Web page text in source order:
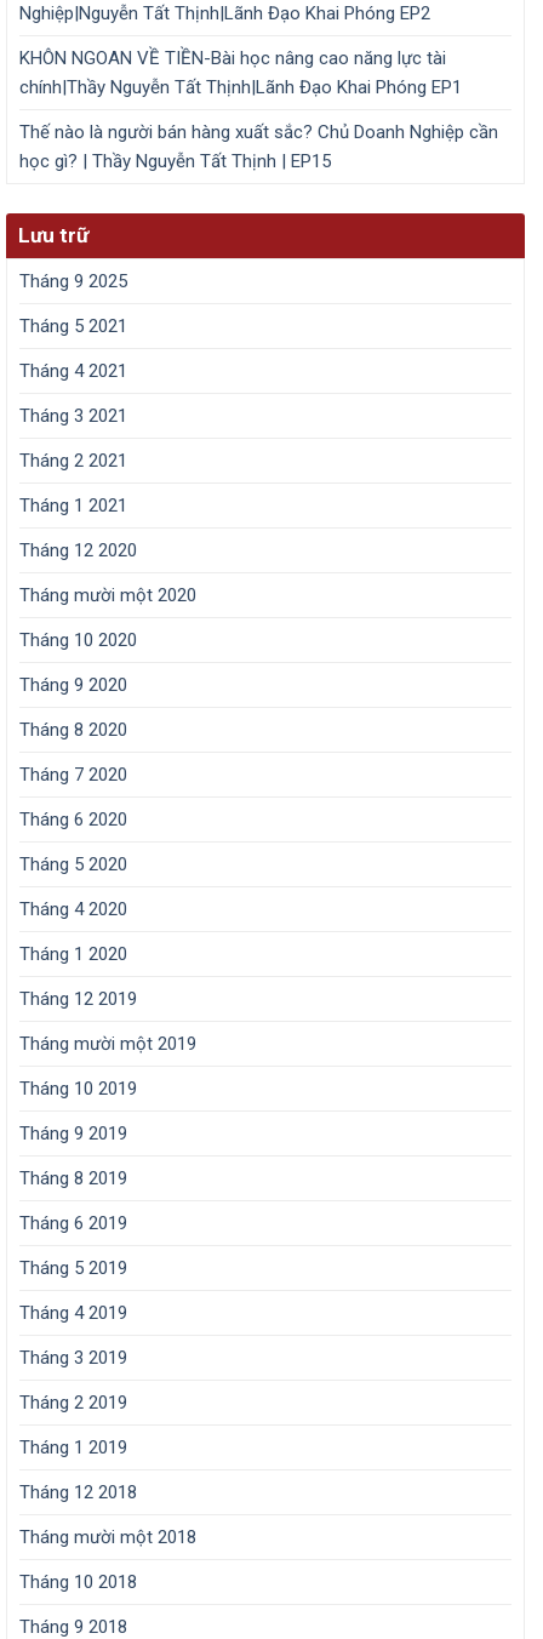
Nghiệp|Nguyễn Tất Thịnh|Lãnh Đạo Khai Phóng EP2
KHÔN NGOAN VỀ TIỀN-Bài học nâng cao năng lực tài
chính|Thầy Nguyễn Tất Thịnh|Lãnh Đạo Khai Phóng EP1
Thế nào là người bán hàng xuất sắc? Chủ Doanh Nghiệp cần
học gì? | Thầy Nguyễn Tất Thịnh | EP15
Lưu trữ
Tháng 9 2025
Tháng 5 2021
Tháng 4 2021
Tháng 3 2021
Tháng 2 2021
Tháng 1 2021
Tháng 12 2020
Tháng mười một 2020
Tháng 10 2020
Tháng 9 2020
Tháng 8 2020
Tháng 7 2020
Tháng 6 2020
Tháng 5 2020
Tháng 4 2020
Tháng 1 2020
Tháng 12 2019
Tháng mười một 2019
Tháng 10 2019
Tháng 9 2019
Tháng 8 2019
Tháng 6 2019
Tháng 5 2019
Tháng 4 2019
Tháng 3 2019
Tháng 2 2019
Tháng 1 2019
Tháng 12 2018
Tháng mười một 2018
Tháng 10 2018
Tháng 9 2018